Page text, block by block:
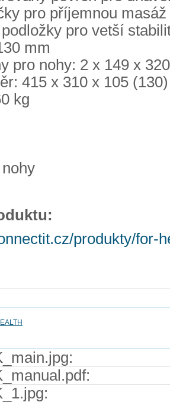
pro příjemnou
pro vetší
mm
pro nohy: 2 x 149 x
415 x 310 x 105
kg
produkty/for-